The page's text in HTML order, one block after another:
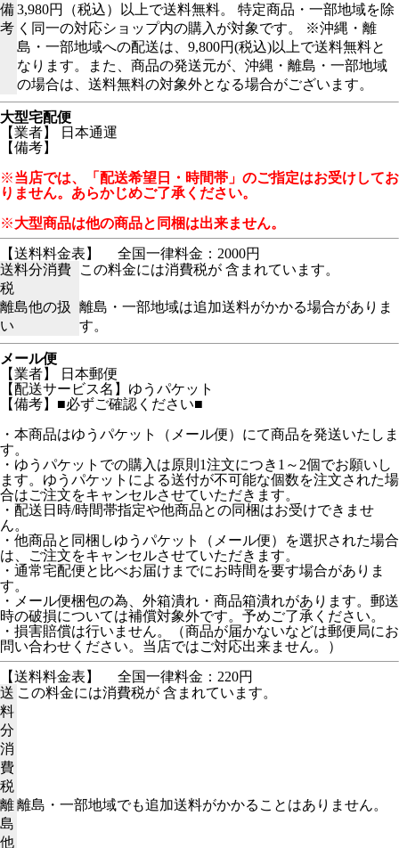
備
考
3,980円（税込）以上で送料無料。 特定商品・一部地域を除
く同一の対応ショップ内の購入が対象です。 ※沖縄・離
島・一部地域への配送は、9,800円(税込)以上で送料無料と
なります。また、商品の発送元が、沖縄・離島・一部地域
の場合は、送料無料の対象外となる場合がございます。
大型宅配便
【業者】 日本通運
【備考】
※当店では、「配送希望日・時間帯」のご指定はお受けしてお
りません。あらかじめご了承ください。
※大型商品は他の商品と同梱は出来ません。
【送料料金表】
全国一律料金：2000円
送料分消費
税
この料金には消費税が 含まれています。
離島他の扱
い
離島・一部地域は追加送料がかかる場合がありま
す。
メール便
【業者】 日本郵便
【配送サービス名】ゆうパケット
【備考】■必ずご確認ください■
・本商品はゆうパケット（メール便）にて商品を発送いたしま
す。
・ゆうパケットでの購入は原則1注文につき1～2個でお願いし
ます。ゆうパケットによる送付が不可能な個数を注文された場
合はご注文をキャンセルさせていただきます。
・配送日時/時間帯指定や他商品との同梱はお受けできませ
ん。
・他商品と同梱しゆうパケット（メール便）を選択された場合
は、ご注文をキャンセルさせていただきます。
・通常宅配便と比べお届けまでにお時間を要す場合がありま
す。
・メール便梱包の為、外箱潰れ・商品箱潰れがあります。郵送
時の破損については補償対象外です。予めご了承ください。
・損害賠償は行いません。（商品が届かないなどは郵便局にお
問い合わせください。当店ではご対応出来ません。）
【送料料金表】
全国一律料金：220円
送
料
分
消
費
税
この料金には消費税が 含まれています。
離
島
他
離島・一部地域でも追加送料がかかることはありません。